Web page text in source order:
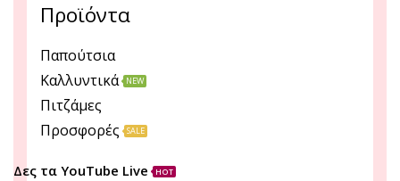
Προϊόντα
Παπούτσια
Καλλυντικά
NEW
Πιτζάμες
Προσφορές
SALE
Δες τα YouTube Live HOT